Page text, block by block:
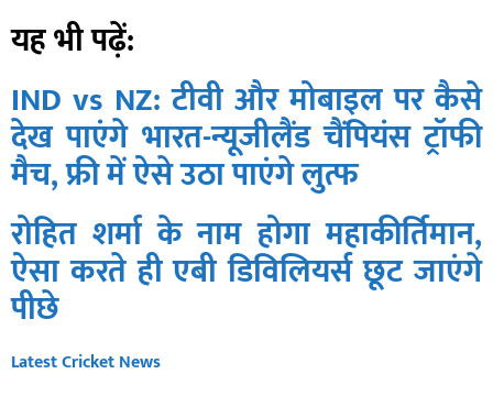
यह भी पढ़ें:
IND vs NZ: टीवी और मोबाइल पर कैसे
देख पाएंगे भारत-न्यूजीलैंड चैंपियंस ट्रॉफी
मैच, फ्री में ऐसे उठा पाएंगे लुत्फ
रोहित शर्मा के नाम होगा महाकीर्तिमान,
ऐसा करते ही एबी डिविलियर्स छूट जाएंगे
पीछे
Latest Cricket News